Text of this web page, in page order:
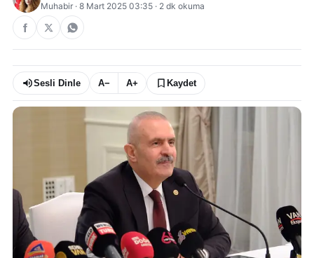
Muhabir · 8 Mart 2025 03:35 · 2 dk okuma
Sesli Dinle A− A+ Kaydet